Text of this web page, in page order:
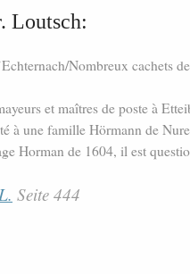
Loutsch:
Nombreux cachets
et maîtres de poste à
à une famille Hörmann de
Horman de 1604, il est
Seite 444